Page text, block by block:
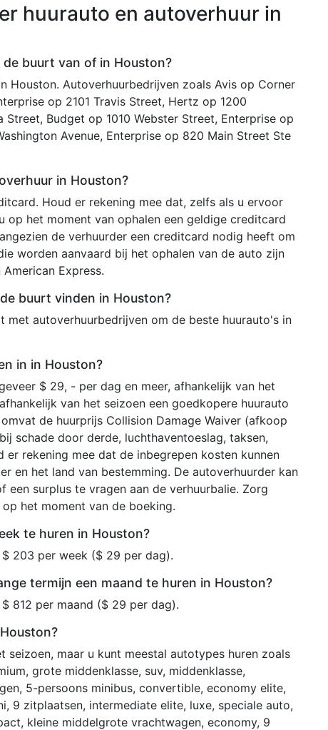
huurauto en autoverhuur in
buurt van of in Houston?
Houston. Autoverhuurbedrijven zoals Avis op Corner
op 2101 Travis Street, Hertz op 1200
Budget op 1010 Webster Street, Enterprise op
Avenue, Enterprise op 820 Main Street Ste
in Houston?
Houd er rekening mee dat, zelfs als u ervoor
op het moment van ophalen een geldige creditcard
de verhuurder een creditcard nodig heeft om
worden aanvaard bij het ophalen van de auto zijn
Express.
buurt vinden in Houston?
met autoverhuurbedrijven om de beste huurauto's in
in in Houston?
$ 29, - per dag en meer, afhankelijk van het
van het seizoen een goedkopere huurauto
de huurprijs Collision Damage Waiver (afkoop
schade door derde, luchthaventoeslag, taksen,
rekening mee dat de inbegrepen kosten kunnen
en het land van bestemming. De autoverhuurder kan
surplus te vragen aan de verhuurbalie. Zorg
het moment van de boeking.
te huren in Houston?
203 per week ($ 29 per dag).
termijn een maand te huren in Houston?
812 per maand ($ 29 per dag).
maar u kunt meestal autotypes huren zoals
grote middenklasse, suv, middenklasse,
5-persoons minibus, convertible, economy elite,
9 zitplaatsen, intermediate elite, luxe, speciale auto,
kleine middelgrote vrachtwagen, economy, 9